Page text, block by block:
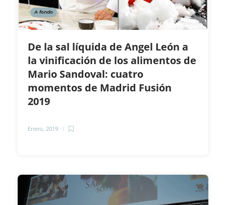
A fondo
De la sal líquida de Angel León a
la vinificación de los alimentos de
Mario Sandoval: cuatro
momentos de Madrid Fusión
2019
Enero, 2019